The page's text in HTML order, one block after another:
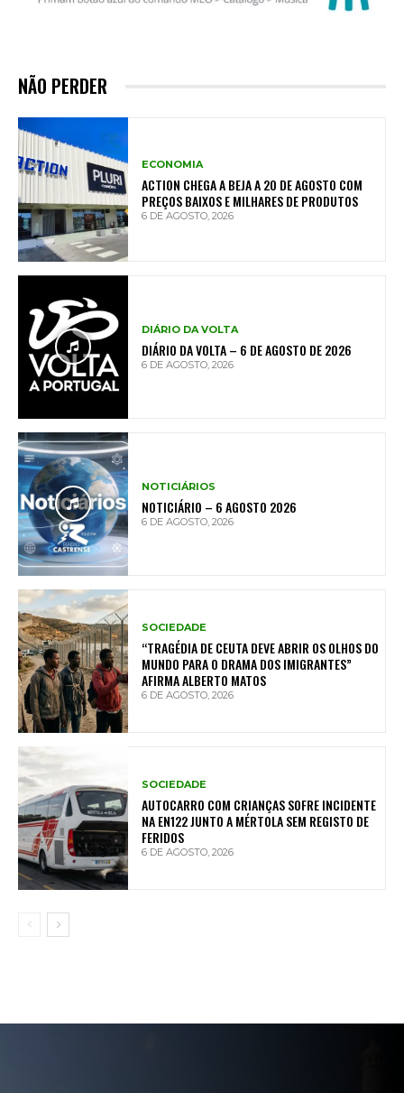
NÃO PERDER
ECONOMIA
ACTION CHEGA A BEJA A 20 DE AGOSTO COM
PREÇOS BAIXOS E MILHARES DE PRODUTOS
6 DE AGOSTO, 2026
DIÁRIO DA VOLTA
DIÁRIO DA VOLTA – 6 DE AGOSTO DE 2026
6 DE AGOSTO, 2026
NOTICIÁRIOS
NOTICIÁRIO – 6 AGOSTO 2026
6 DE AGOSTO, 2026
SOCIEDADE
“TRAGÉDIA DE CEUTA DEVE ABRIR OS OLHOS DO
MUNDO PARA O DRAMA DOS IMIGRANTES”
AFIRMA ALBERTO MATOS
6 DE AGOSTO, 2026
SOCIEDADE
AUTOCARRO COM CRIANÇAS SOFRE INCIDENTE
NA EN122 JUNTO A MÉRTOLA SEM REGISTO DE
FERIDOS
6 DE AGOSTO, 2026